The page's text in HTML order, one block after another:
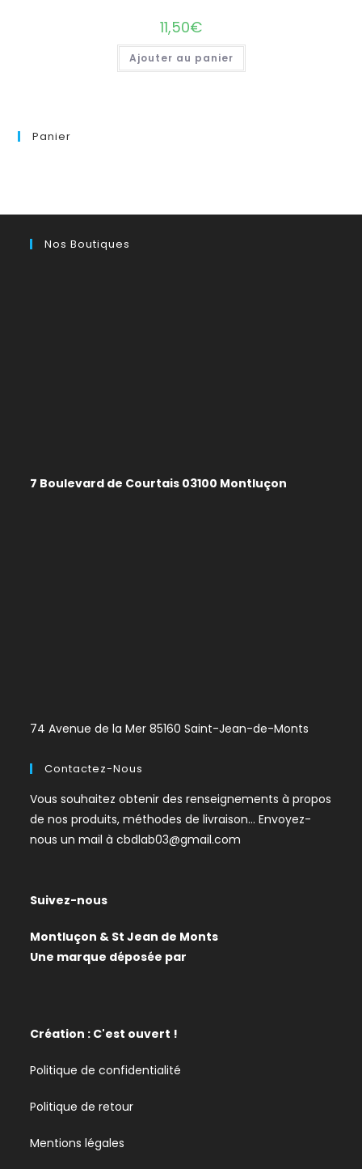
11,50€
Ajouter au panier
Panier
Nos Boutiques
7 Boulevard de Courtais 03100 Montluçon
74 Avenue de la Mer 85160 Saint-Jean-de-Monts
Contactez-Nous
Vous souhaitez obtenir des renseignements à propos
de nos produits, méthodes de livraison… Envoyez-
nous un mail àcbdlab03@gmail.com
Suivez-nous
Montluçon & St Jean de Monts
Une marque déposée par
Création : C'est ouvert !
Politique de confidentialité
Politique de retour
Mentions légales